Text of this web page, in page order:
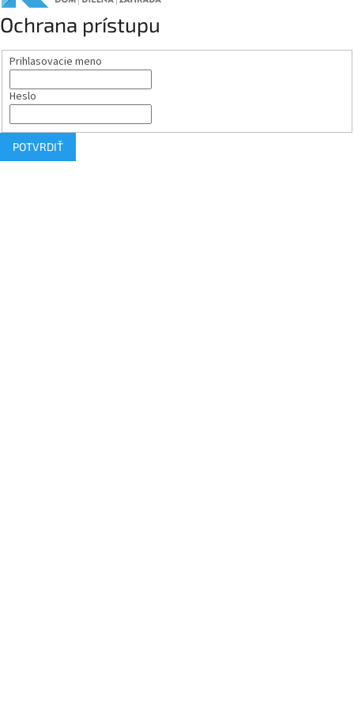
Ochrana prístupu
Prihlasovacie meno
Heslo
POTVRDIŤ